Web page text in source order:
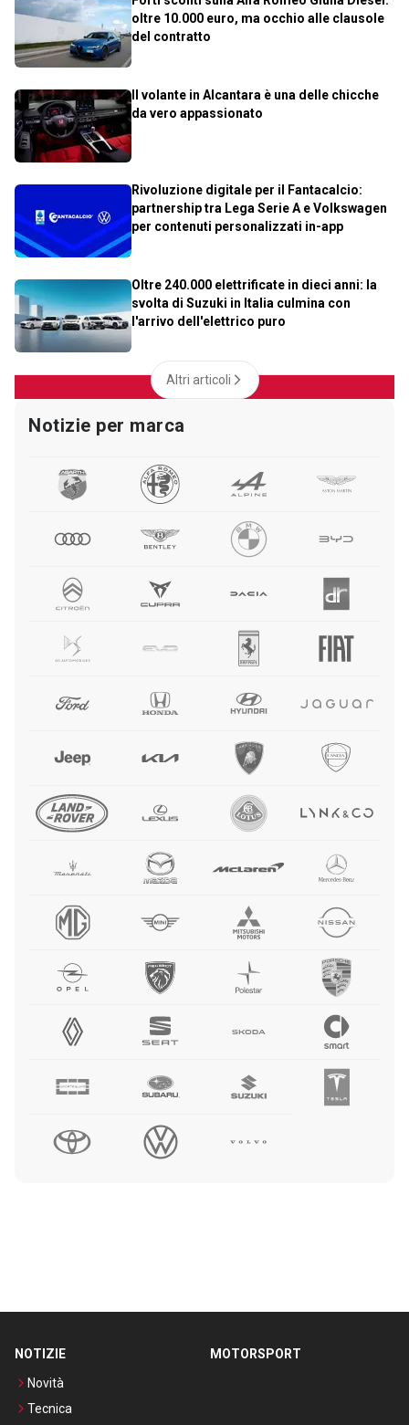
oltre 10.000 euro, ma occhio alle clausole
del contratto
Il volante in Alcantara è una delle chicche
da vero appassionato
Rivoluzione digitale per il Fantacalcio:
partnership tra Lega Serie A e Volkswagen
per contenuti personalizzati in-app
Oltre 240.000 elettrificate in dieci anni: la
svolta di Suzuki in Italia culmina con
l'arrivo dell'elettrico puro
Altri articoli
Notizie per marca
NOTIZIE
Novità
Tecnica
MOTORSPORT